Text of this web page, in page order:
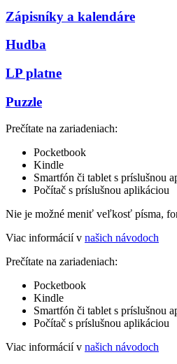
Zápisníky a kalendáre
Hudba
LP platne
Puzzle
Prečítate na zariadeniach:
Pocketbook
Kindle
Smartfón či tablet s príslušnou
Počítač s príslušnou aplikáciou
Nie je možné meniť veľkosť písma,
Viac informácií v našich návodoch
Prečítate na zariadeniach:
Pocketbook
Kindle
Smartfón či tablet s príslušnou
Počítač s príslušnou aplikáciou
Viac informácií v našich návodoch